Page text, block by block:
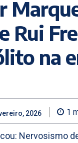
Rui
na
2026 1
Nervosismo